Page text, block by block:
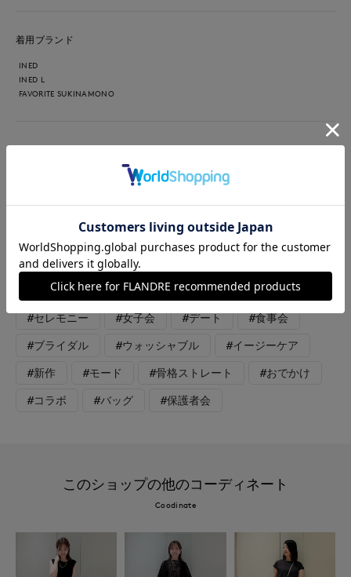
着用ブランド
INED
INED L
FAVORITE SUKINAMONO
レー 二の腕をさりげなくカバーしてくれるケープ風デザインが
ポイント。 肩まわりに動きが出ることで、気になる部分を自然
にカバーしながらすっきりと見せてくれます。 トップスの短め
丈と広がりすぎないスカートのバランスで、スタイルアップも叶
うコーディネートです。
#スカート #ブラウス #セットアップ
#セレモニー #女子会 #デート #食事会
#ブライダル #ウォッシャブル #イージーケア
#新作 #モード #骨格ストレート #おでかけ
#コラボ #バッグ #保護者会
このショップの他のコーディネート
Coodinate